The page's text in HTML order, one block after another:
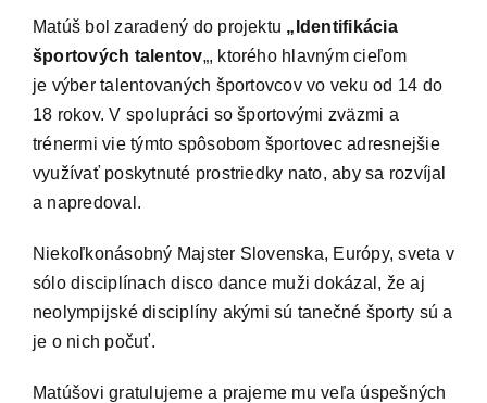
IS
Matúš bol zaradený do projektu „Identifikácia
športových talentov„, ktorého hlavným cieľom
je výber talentovaných športovcov vo veku od 14 do
18 rokov. V spolupráci so športovými zväzmi a
trénermi vie týmto spôsobom športovec adresnejšie
využívať poskytnuté prostriedky nato, aby sa rozvíjal
a napredoval.
Niekoľkonásobný Majster Slovenska, Európy, sveta v
sólo disciplínach disco dance muži dokázal, že aj
neolympijské disciplíny akými sú tanečné športy sú a
je o nich počuť.
Matúšovi gratulujeme a prajeme mu veľa úspešných